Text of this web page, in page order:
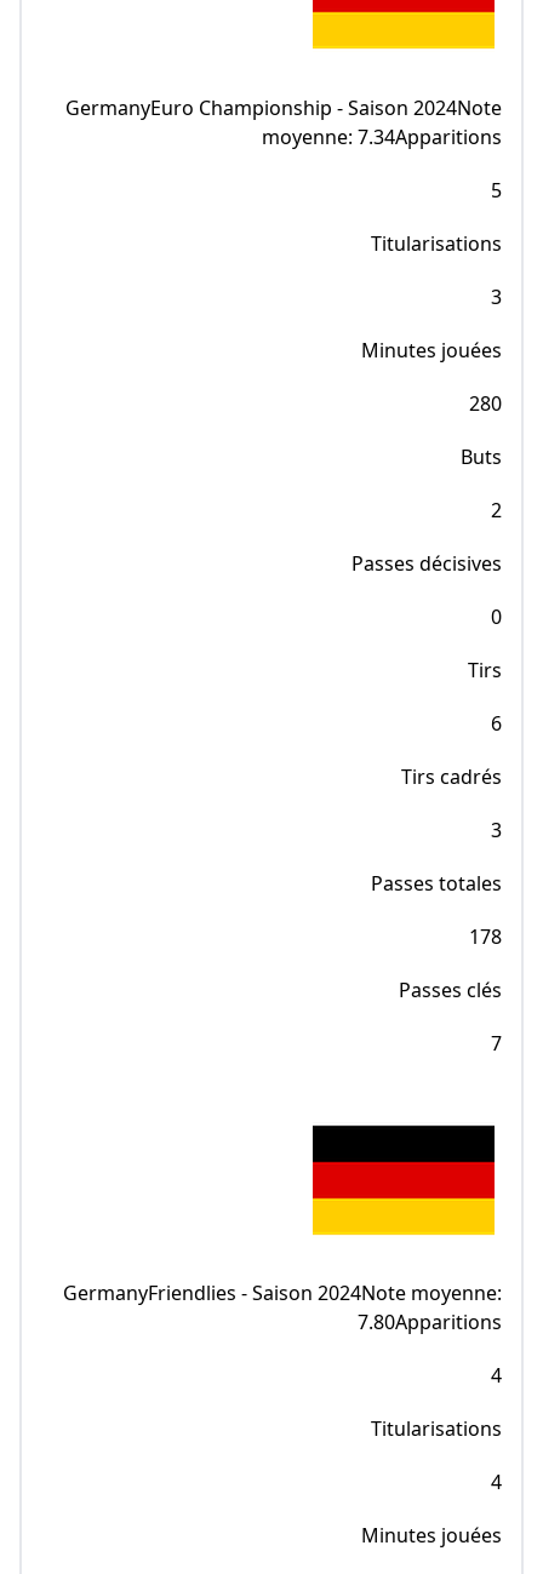
GermanyEuro Championship - Saison 2024Note
moyenne: 7.34Apparitions
5
Titularisations
3
Minutes jouées
280
Buts
2
Passes décisives
0
Tirs
6
Tirs cadrés
3
Passes totales
178
Passes clés
7
GermanyFriendlies - Saison 2024Note moyenne:
7.80Apparitions
4
Titularisations
4
Minutes jouées